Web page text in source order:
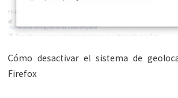
Cómo desactivar el sistema de
Firefox